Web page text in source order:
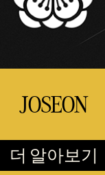
JOSEON
더 알아보기